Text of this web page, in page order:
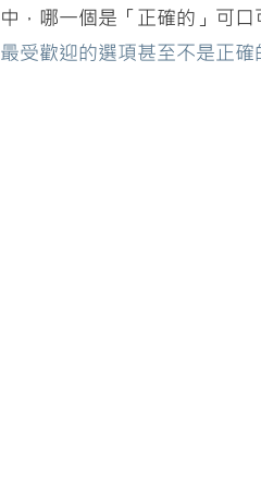
中，哪一個是「正確的」可
最受歡迎的選項甚至不是正確